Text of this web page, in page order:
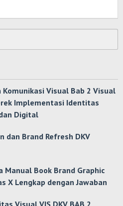
Visual Bab 2 Visual
Implementasi Identitas
Digital
dan Brand Refresh DKV
Manual Book Brand Graphic
X Lengkap dengan Jawaban
Visual VIS DKV BAB 2